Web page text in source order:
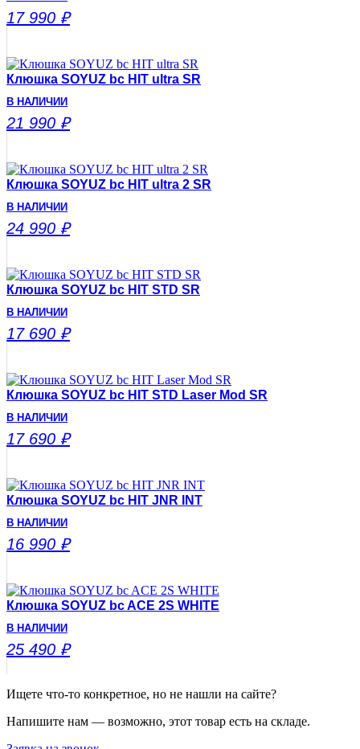
17 990 ₽
Клюшка SOYUZ bc HIT ultra SR
В НАЛИЧИИ
21 990 ₽
Клюшка SOYUZ bc HIT ultra 2 SR
В НАЛИЧИИ
24 990 ₽
Клюшка SOYUZ bc HIT STD SR
В НАЛИЧИИ
17 690 ₽
Клюшка SOYUZ bc HIT STD Laser Mod SR
В НАЛИЧИИ
17 690 ₽
Клюшка SOYUZ bc HIT JNR INT
В НАЛИЧИИ
16 990 ₽
Клюшка SOYUZ bc ACE 2S WHITE
В НАЛИЧИИ
25 490 ₽
Ищете что-то конкретное, но не нашли на сайте?
Напишите нам — возможно, этот товар есть на складе.